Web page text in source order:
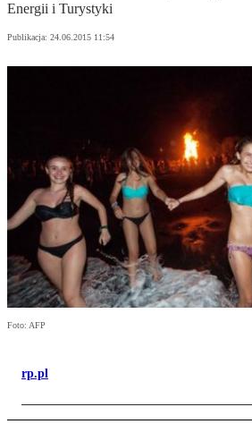
Energii i Turystyki
Publikacja: 24.06.2015 11:54
Foto: AFP
rp.pl